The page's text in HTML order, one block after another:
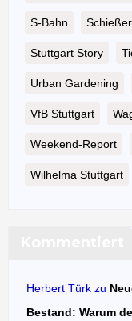
S-Bahn
Stuttgart Story
Urban Gardening
VfB Stuttgart
Weekend-Report
Wilhelma Stuttgart
Herbert Türk zu
Bestand: Warum